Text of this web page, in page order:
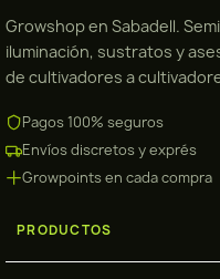
Growshop en Sabadell.
iluminación, sustratos y
de cultivadores a
Pagos 100% seguros
Envíos discretos y exprés
Growpoints en cada compra
PRODUCTOS